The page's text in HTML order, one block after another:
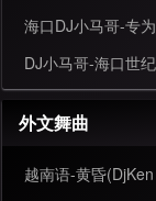
DJ小马哥-海口世
外文舞曲